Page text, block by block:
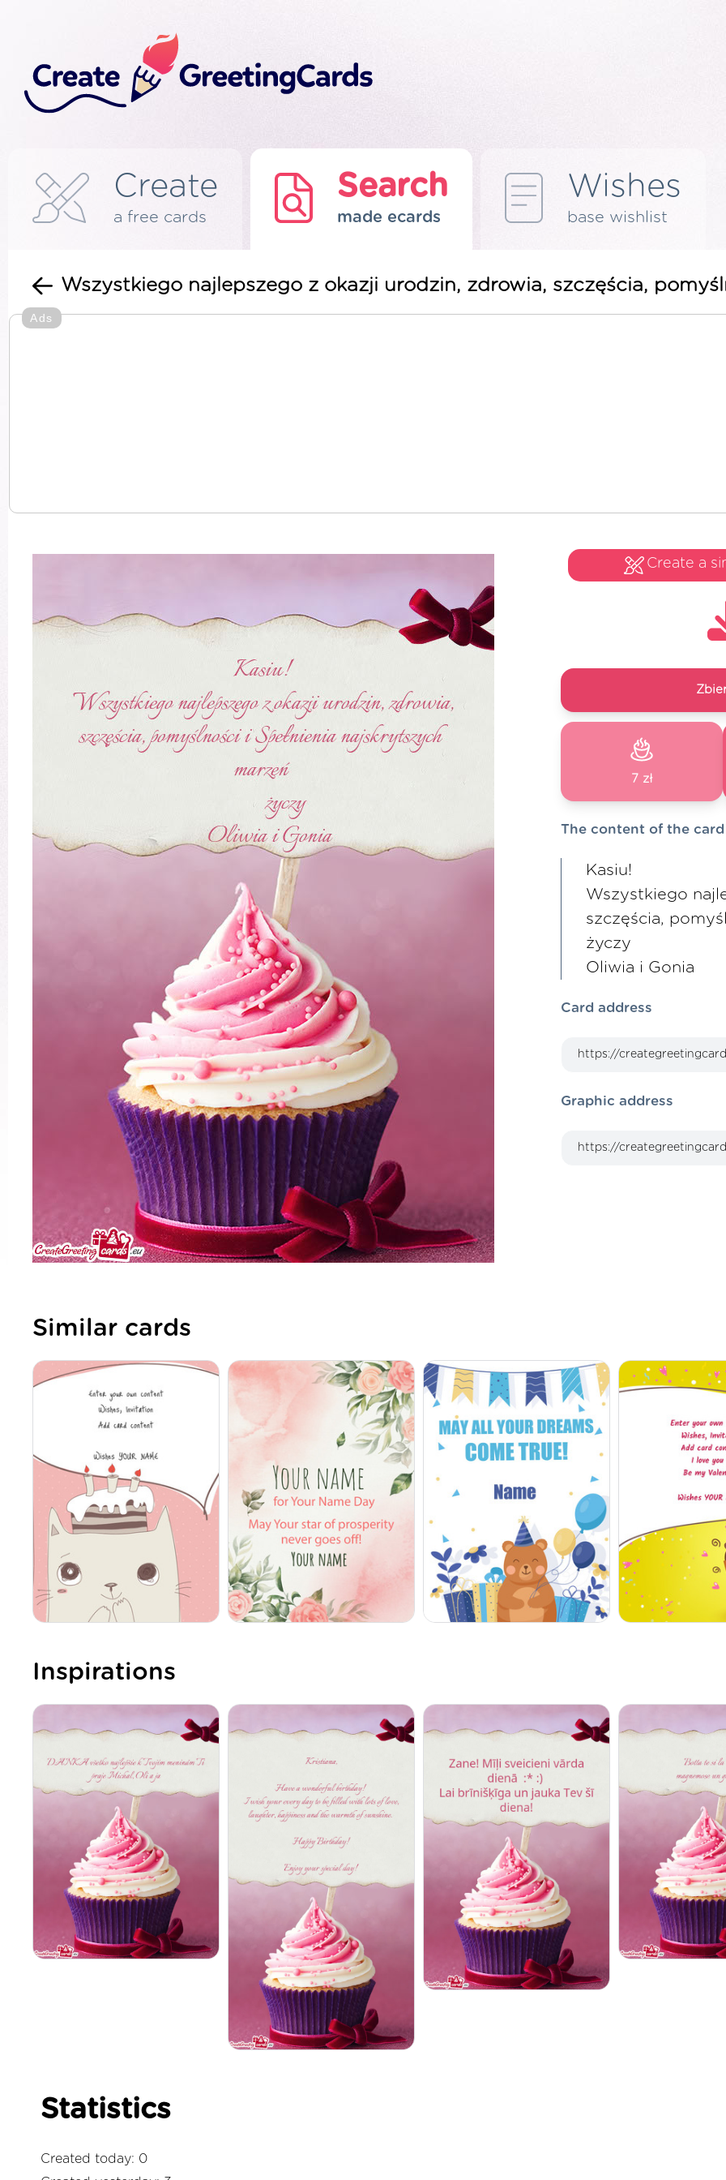
Create
a free cards
Search
made ecards
Wishes
base wishlist
Wszystkiego najlepszego z okazji urodzin, zdrowia, szczęścia,
Ads
Create a
7 zł
The content of the card
Kasiu!
Wszystkiego
szczęścia,
życzy
Oliwia i Gonia
Card address
Graphic address
Similar cards
Inspirations
Statistics
Created today: 0